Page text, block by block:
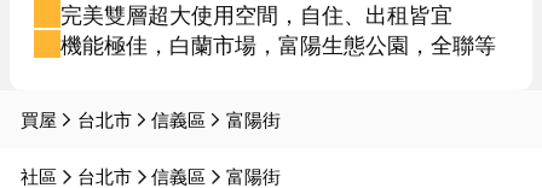
完美雙層超大使用空間，自住、出租皆宜
機能極佳，白蘭市場，富陽生態公園，全聯等
買屋 台北市 信義區 富陽街
社區 台北市 信義區 富陽街